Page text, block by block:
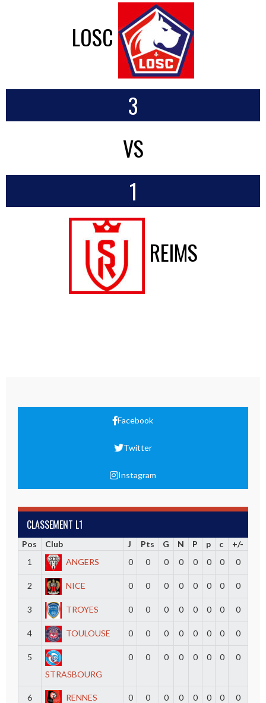
LOSC
3
VS
1
REIMS
Facebook
Twitter
Instagram
CLASSEMENT L1
Pos Club J Pts G N P p c
+/-
1
ANGERS 0 0 0 0 0 0 0 0
2 NICE 0 0 0 0 0 0 0 0
3 TROYES 0 0 0 0 0 0 0 0
4 TOULOUSE 0 0 0 0 0 0 0 0
5
STRASBOURG
0 0 0 0 0 0 0 0
6 RENNES 0 0 0 0 0 0 0 0